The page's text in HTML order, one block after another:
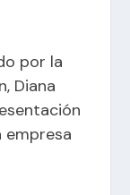
por la
Diana
empresa